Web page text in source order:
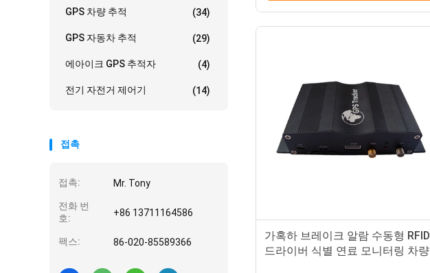
GPS 차량 추적 (34)
GPS 자동차 추적 (29)
에아이크 GPS 추적자 (4)
전기 자전거 제어기 (14)
접촉
접촉: Mr. Tony
전화 번
호:
+86 13711164586
팩스: 86-020-85589366
가혹하 브레이크 알람 수동형 RFID
드라이버 식별 연료 모니터링 차량